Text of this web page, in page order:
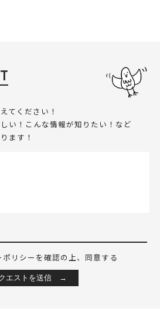
てください！
い！こんな情報が知りたい！など
ます！
ポリシーを確認の上、同意する